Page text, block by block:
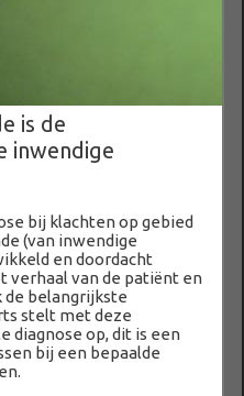
is de
inwendige
bij klachten op gebied
(van inwendige
en doordacht
verhaal van de patiënt en
belangrijkste
stelt met deze
diagnose op, dit is een
bij een bepaalde